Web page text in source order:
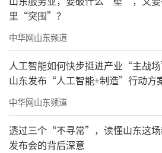
为认真贯彻全国、全
面落实立德树人根本任务
量发展，努力提高群众的
教育局聚焦社会普遍关心
里“突围”？
中华网山东频道
人工智能如何快步挺进产业“主战
山东发布“人工智能+制造”行动方
中华网山东频道
透过三个“不寻常”，读懂山东这
发布会的背后深意